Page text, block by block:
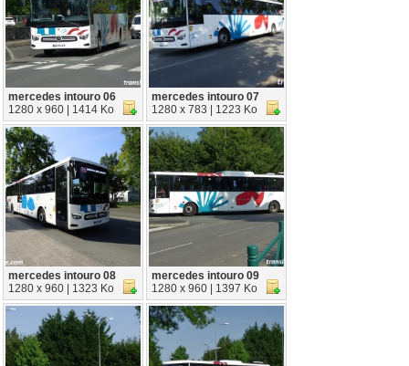
mercedes intouro 06
1280 x 960 | 1414 Ko
mercedes intouro 07
1280 x 783 | 1223 Ko
mercedes intouro 08
1280 x 960 | 1323 Ko
mercedes intouro 09
1280 x 960 | 1397 Ko